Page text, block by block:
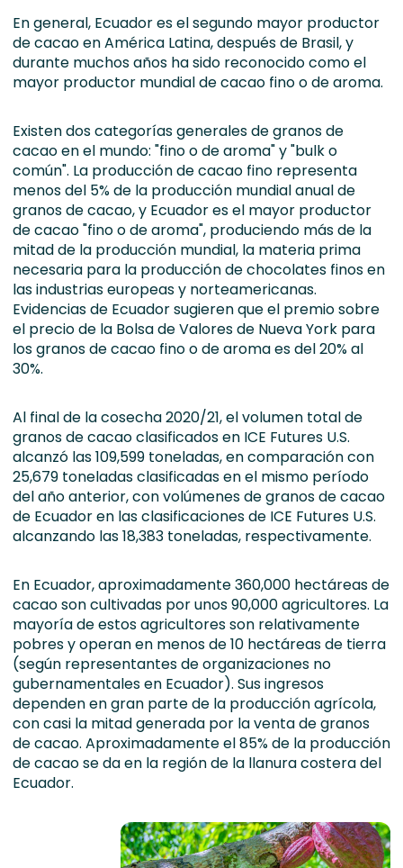
En general, Ecuador es el segundo mayor productor
de cacao en América Latina, después de Brasil, y
durante muchos años ha sido reconocido como el
mayor productor mundial de cacao fino o de aroma.
Existen dos categorías generales de granos de
cacao en el mundo: "fino o de aroma" y "bulk o
común". La producción de cacao fino representa
menos del 5% de la producción mundial anual de
granos de cacao, y Ecuador es el mayor productor
de cacao "fino o de aroma", produciendo más de la
mitad de la producción mundial, la materia prima
necesaria para la producción de chocolates finos en
las industrias europeas y norteamericanas.
Evidencias de Ecuador sugieren que el premio sobre
el precio de la Bolsa de Valores de Nueva York para
los granos de cacao fino o de aroma es del 20% al
30%.
Al final de la cosecha 2020/21, el volumen total de
granos de cacao clasificados en ICE Futures U.S.
alcanzó las 109,599 toneladas, en comparación con
25,679 toneladas clasificadas en el mismo período
del año anterior, con volúmenes de granos de cacao
de Ecuador en las clasificaciones de ICE Futures U.S.
alcanzando las 18,383 toneladas, respectivamente.
En Ecuador, aproximadamente 360,000 hectáreas de
cacao son cultivadas por unos 90,000 agricultores. La
mayoría de estos agricultores son relativamente
pobres y operan en menos de 10 hectáreas de tierra
(según representantes de organizaciones no
gubernamentales en Ecuador). Sus ingresos
dependen en gran parte de la producción agrícola,
con casi la mitad generada por la venta de granos
de cacao. Aproximadamente el 85% de la producción
de cacao se da en la región de la llanura costera del
Ecuador.